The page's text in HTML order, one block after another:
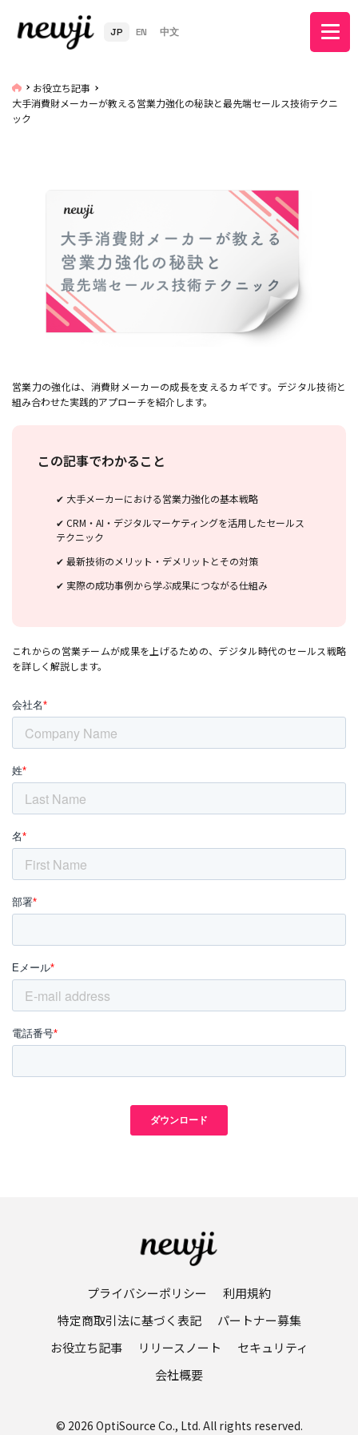
JP EN 中文
お役立ち記事
大手消費財メーカーが教える営業力強化の秘訣と最先端セールス技術テクニ
ック
営業力の強化は、消費財メーカーの成長を支えるカギです。デジタル技術と
組み合わせた実践的アプローチを紹介します。
この記事でわかること
✔ 大手メーカーにおける営業力強化の基本戦略
✔ CRM・AI・デジタルマーケティングを活用したセールス
テクニック
✔ 最新技術のメリット・デメリットとその対策
✔ 実際の成功事例から学ぶ成果につながる仕組み
これからの営業チームが成果を上げるための、デジタル時代のセールス戦略
を詳しく解説します。
プライバシーポリシー
利用規約
特定商取引法に基づく表記
パートナー募集
お役立ち記事
リリースノート
セキュリティ
会社概要
© 2026 OptiSource Co., Ltd. All rights reserved.